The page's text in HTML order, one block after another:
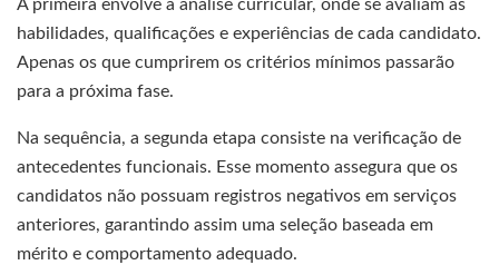
A primeira envolve a análise curricular, onde se avaliam as
habilidades, qualificações e experiências de cada candidato.
Apenas os que cumprirem os critérios mínimos passarão
para a próxima fase.
Na sequência, a segunda etapa consiste na verificação de
antecedentes funcionais. Esse momento assegura que os
candidatos não possuam registros negativos em serviços
anteriores, garantindo assim uma seleção baseada em
mérito e comportamento adequado.